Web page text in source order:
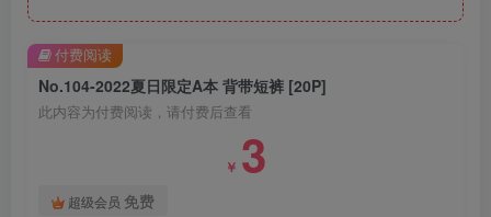
No.104-2022夏日限定A本 背带短裤 [20P]
此内容为付费阅读，请付费后查看
￥ 3
超级会员 免费
付费阅读